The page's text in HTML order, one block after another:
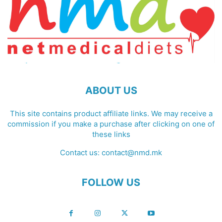
ABOUT US
This site contains product affiliate links. We may receive a
commission if you make a purchase after clicking on one of
these links
Contact us: contact@nmd.mk
FOLLOW US